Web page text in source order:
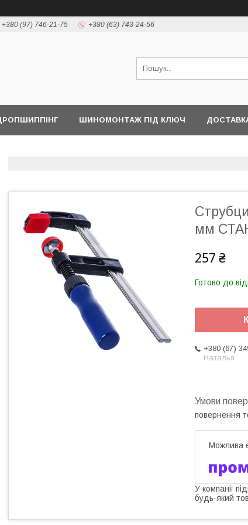
+380 (97) 746-21-75 +380 (63) 743-24-56
ШИНОМОНТАЖ ПІД КЛЮЧ
мм
257 ₴
Готово до
+380 (67)
Наталья
повернення
У компанії
будь-який